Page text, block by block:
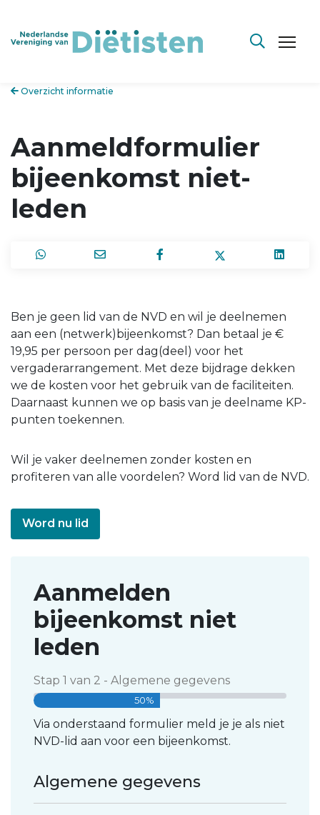
Overzicht informatie
Aanmeldformulier
bijeenkomst niet-
leden
Ben je geen lid van de NVD en wil je deelnemen
aan een (netwerk)bijeenkomst? Dan betaal je €
19,95 per persoon per dag(deel) voor het
vergaderarrangement. Met deze bijdrage dekken
we de kosten voor het gebruik van de faciliteiten.
Daarnaast kunnen we op basis van je deelname KP-
punten toekennen.
Wil je vaker deelnemen zonder kosten en
profiteren van alle voordelen? Word lid van de NVD.
Word nu lid
Aanmelden
bijeenkomst niet
leden
Stap 1 van 2 - Algemene gegevens
50%
Via onderstaand formulier meld je je als niet
NVD-lid aan voor een bijeenkomst.
Algemene gegevens